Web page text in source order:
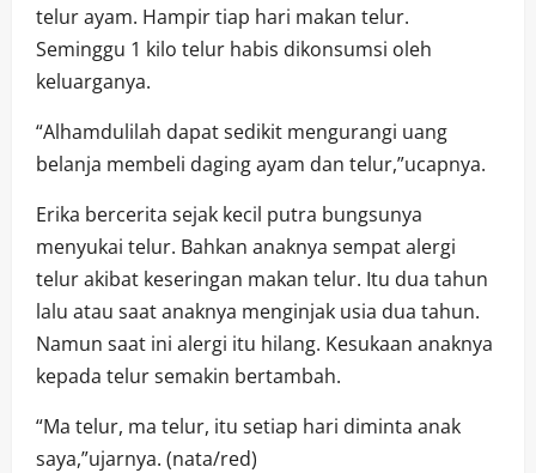
telur ayam. Hampir tiap hari makan telur.
Seminggu 1 kilo telur habis dikonsumsi oleh
keluarganya.
“Alhamdulilah dapat sedikit mengurangi uang
belanja membeli daging ayam dan telur,”ucapnya.
Erika bercerita sejak kecil putra bungsunya
menyukai telur. Bahkan anaknya sempat alergi
telur akibat keseringan makan telur. Itu dua tahun
lalu atau saat anaknya menginjak usia dua tahun.
Namun saat ini alergi itu hilang. Kesukaan anaknya
kepada telur semakin bertambah.
“Ma telur, ma telur, itu setiap hari diminta anak
saya,”ujarnya. (nata/red)